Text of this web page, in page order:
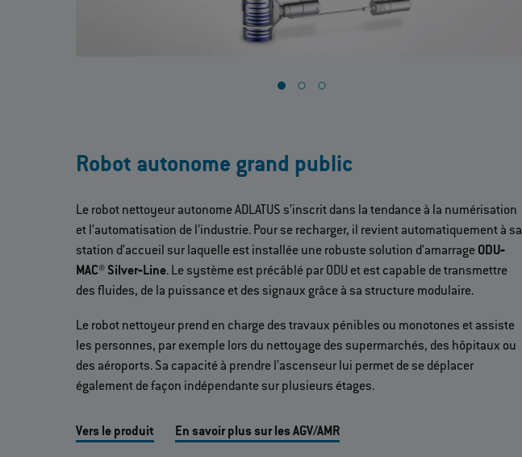
Robot autonome grand public
Le robot nettoyeur autonome ADLATUS s’inscrit dans la tendance à la numérisation
et l’automatisation de l’industrie. Pour se recharger, il revient automatiquement à sa
station d’accueil sur laquelle est installée une robuste solution d’amarrage ODU‐
MAC® Silver‐Line. Le système est précâblé par ODU et est capable de transmettre
des fluides, de la puissance et des signaux grâce à sa structure modulaire.
Le robot nettoyeur prend en charge des travaux pénibles ou monotones et assiste
les personnes, par exemple lors du nettoyage des supermarchés, des hôpitaux ou
des aéroports. Sa capacité à prendre l’ascenseur lui permet de se déplacer
également de façon indépendante sur plusieurs étages.
Vers le produit En savoir plus sur les AGV/AMR